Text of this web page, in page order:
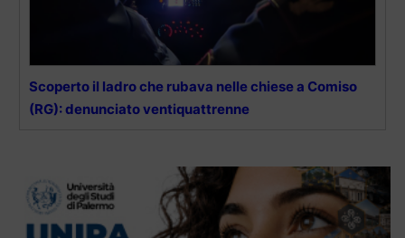
Scoperto il ladro che rubava nelle chiese a Comiso
(RG): denunciato ventiquattrenne